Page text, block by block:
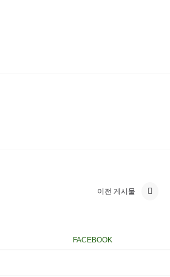
이전 게시물
FACEBOOK